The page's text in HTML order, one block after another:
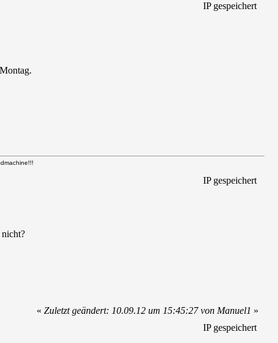
IP gespeichert
IP gespeichert
«Zuletzt geändert: 10.09.12 um 15:45:27 von Manuel1 »
IP gespeichert